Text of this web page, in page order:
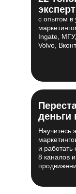
деньги
Научитесь
и работать
8 каналов
с опытом в
Ingate,
Volvo,